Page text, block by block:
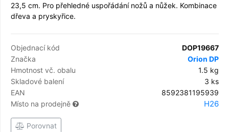
23,5 cm. Pro přehledné uspořádání nožů a nůžek. Kombinace
dřeva a pryskyřice.
Objednací kód
DOP19667
Značka
Orion DP
Hmotnost vč. obalu
1.5 kg
Skladové balení
3 ks
EAN
8592381195939
Místo na prodejně
H26
Porovnat